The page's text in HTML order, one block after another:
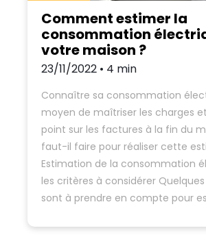
Comment estimer la
consommation
votre maison ?
23/11/2022 • 4 min
Connaître sa consommation
moyen de maîtriser les charges
point sur les factures à la fin du
faut-il faire pour réaliser cette
Estimation de la consommation
les critères à considérer
sont à prendre en compte pour
La…